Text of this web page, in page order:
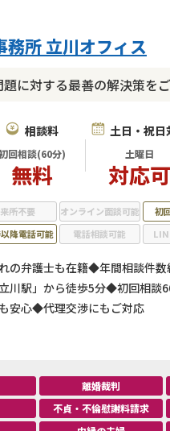
に対する最善の解決策を
務所 立川オフィス
相談料
回相談(60分)
無料
土日・祝日
土曜日
対応可
の弁護士も在籍◆年間相談件
川駅」から徒歩5分◆初回相談
安心◆代理交渉にもご対応
来所不要 オンライン面談可能 初
降電話可能
電話相談可能
離婚裁判
不貞・不倫慰謝料請求